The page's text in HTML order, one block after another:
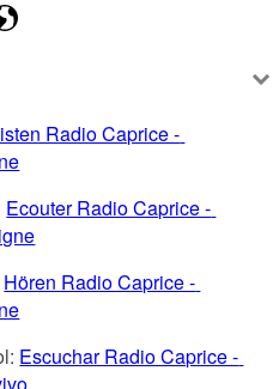
Radio Caprice -
Ecouter Radio Caprice -
Hören Radio Caprice -
Escuchar Radio Caprice -